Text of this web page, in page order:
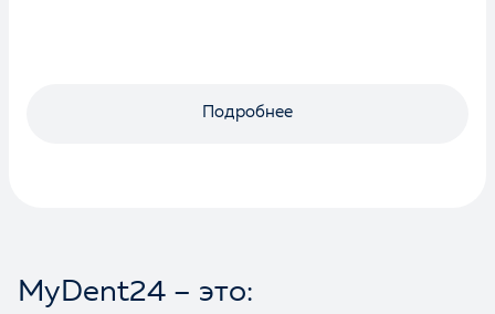
Подробнее
MyDent24 – это: